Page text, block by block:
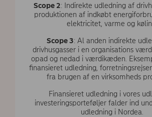
Scope 2: Indirekte udledning af
produktionen af indkøbt
elektricitet, varme og
Scope 3: Al anden indirekte
drivhusgasser i en organisations
opad og nedad i værdikæden.
finansieret udledning,
fra brugen af en virksomheds
Finansieret udledning i vores
investeringsporteføljer falder ind
udledning i Nordea.